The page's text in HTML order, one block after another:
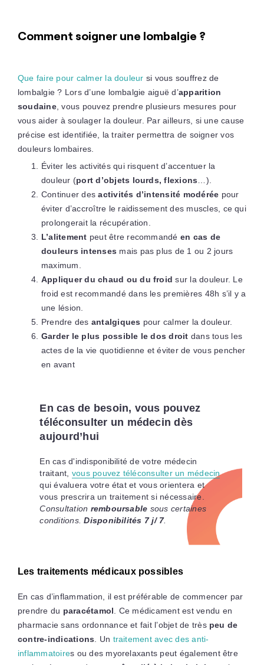
Comment soigner une lombalgie ?
Que faire pour calmer la douleur si vous souffrez de
lombalgie ? Lors d’une lombalgie aiguë d’apparition
soudaine, vous pouvez prendre plusieurs mesures pour
vous aider à soulager la douleur. Par ailleurs, si une cause
précise est identifiée, la traiter permettra de soigner vos
douleurs lombaires.
Éviter les activités qui risquent d’accentuer la
douleur (port d’objets lourds, flexions…).
Continuer desactivités d’intensité modérée pour
éviter d’accroître le raidissement des muscles, ce qui
prolongerait la récupération.
L’alitement peut être recommandé en cas de
douleurs intenses mais pas plus de 1 ou 2 jours
maximum.
Appliquer du chaud ou du froid sur la douleur. Le
froid est recommandé dans les premières 48h s’il y a
une lésion.
Prendre des antalgiques pour calmer la douleur.
Garder le plus possible le dos droit dans tous les
actes de la vie quotidienne et éviter de vous pencher
en avant
En cas de besoin, vous pouvez
téléconsulter un médecin dès
aujourd’hui
En cas d'indisponibilité de votre médecin
traitant, vous pouvez téléconsulter un médecin
qui évaluera votre état et vous orientera et
vous prescrira un traitement si nécessaire.
Consultation remboursable sous certaines
conditions.Disponibilités 7 j/ 7.
Les traitements médicaux possibles
En cas d’inflammation, il est préférable de commencer par
prendre du paracétamol. Ce médicament est vendu en
pharmacie sans ordonnance et fait l’objet de très peu de
contre-indications. Un traitement avec des anti-
inflammatoires ou des myorelaxants peut également être